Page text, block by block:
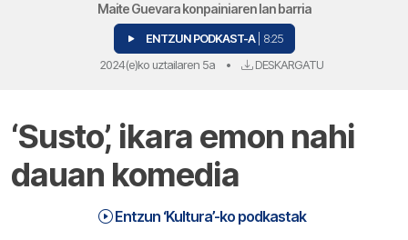
Maite Guevara konpainiaren lan barria
ENTZUN PODKAST-A | 8:25
2024(e)ko uztailaren 5a • DESKARGATU
‘Susto’, ikara emon nahi
dauan komedia
Entzun ‘Kultura’-ko podkastak